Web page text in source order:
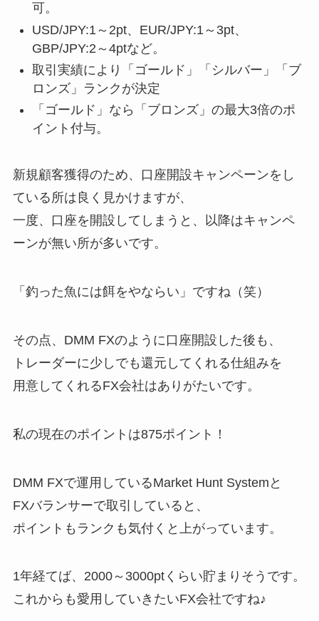
可。
USD/JPY:1～2pt、EUR/JPY:1～3pt、
GBP/JPY:2～4ptなど。
取引実績により「ゴールド」「シルバー」「ブ
ロンズ」ランクが決定
「ゴールド」なら「ブロンズ」の最大3倍のポ
イント付与。
新規顧客獲得のため、口座開設キャンペーンをし
ている所は良く見かけますが、
一度、口座を開設してしまうと、以降はキャンペ
ーンが無い所が多いです。
「釣った魚には餌をやならい」ですね（笑）
その点、DMM FXのように口座開設した後も、
トレーダーに少しでも還元してくれる仕組みを
用意してくれるFX会社はありがたいです。
私の現在のポイントは875ポイント！
DMM FXで運用しているMarket Hunt Systemと
FXバランサーで取引していると、
ポイントもランクも気付くと上がっています。
1年経てば、2000～3000ptくらい貯まりそうです。
これからも愛用していきたいFX会社ですね♪